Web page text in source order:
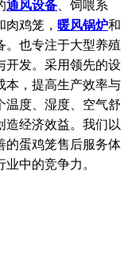
通风设备、饲喂系
鸡笼， 暖风锅炉和
。也专注于大型养殖
开发。采用领先的设
本，提高生产效率与
温度、湿度、空气舒
造经济效益。我们以
的蛋鸡笼售后服务体
中的竞争力。